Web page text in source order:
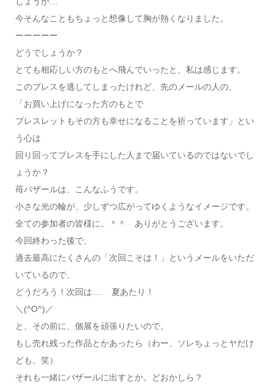
今そんなこともちょっと想像して胸が熱くなりました。
ーーーーー
どうでしょうか？
とても相応しい方のもとへ飛んでいったと、私は感じます。
このブレスを逃してしまったけれど、先のメールの人の、
「お買い上げになった方のもとで
ブレスレットもその方も幸せになることを祈っています」とい
う心は
回り回ってブレスを手にした人まで届いているのではないでし
ょうか？
苺バザールは、こんなふうです。
小さな光の輪が、少しずつ広がってゆくようなイメージです。
全ての参加者の皆様に。＾＾ ありがとうございます。
今回終わった後で、
過去最高にたくさんの「次回こそは！」というメールをいただ
いているので、
どうだろう！次回は…. 夏あたり！
＼(^O^)／
と、その前に、個展を頑張りたいので。
もし売れ残った作品とかあったら（わー、ソレちょっとヤだけ
ども。笑）
それも一緒にバザールに出すとか。どおかしら？